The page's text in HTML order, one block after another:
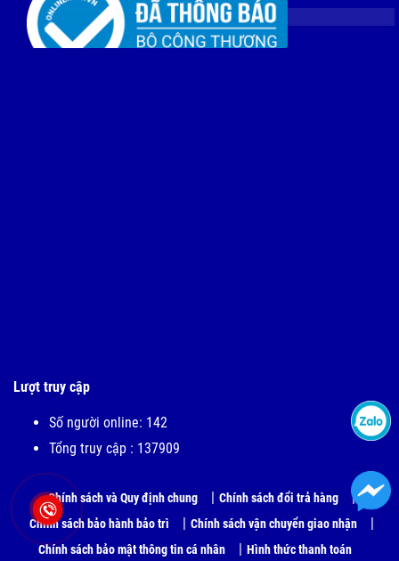
Lượt truy cập
Số người online: 142
Tổng truy cập : 137909
Chính sách và Quy định chung
Chính sách đổi trả hàng
Chính sách bảo hành bảo trì
Chính sách vận chuyển giao nhận
Chính sách bảo mật thông tin cá nhân
Hình thức thanh toán